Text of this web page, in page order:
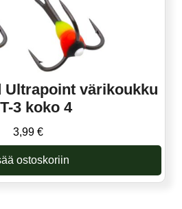
Ultrapoint värikoukku
3 koko 4
3,99 €
ostoskoriin